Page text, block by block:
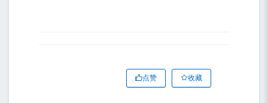
点赞 收藏